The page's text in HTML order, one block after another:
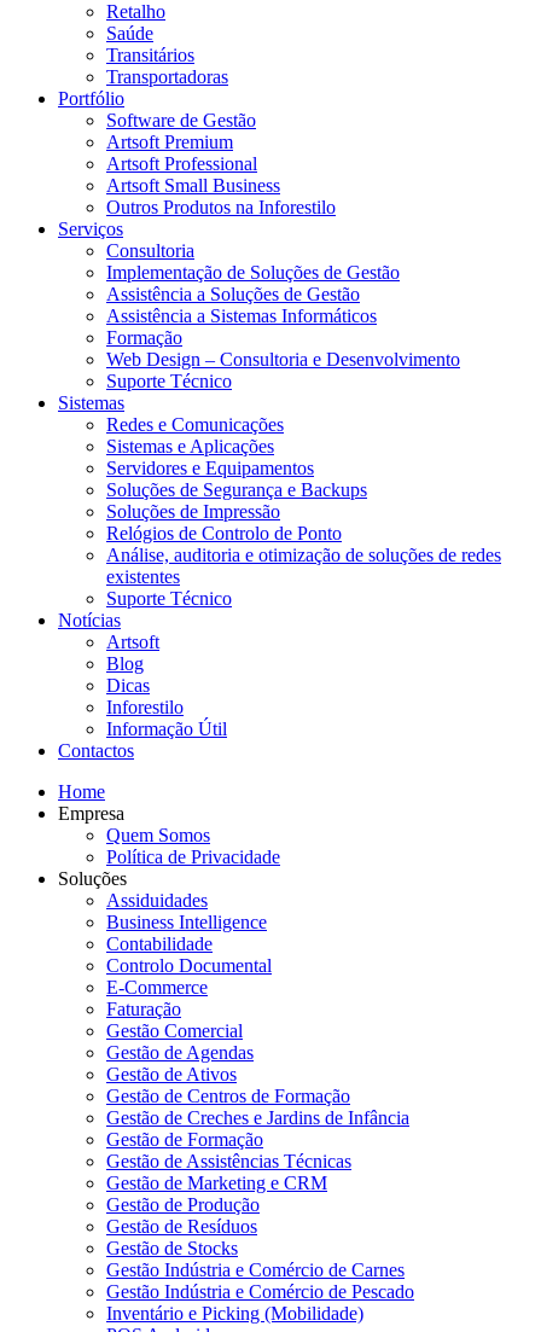
Retalho
Saúde
Transitários
Transportadoras
Portfólio
Software de Gestão
Artsoft Premium
Artsoft Professional
Artsoft Small Business
Outros Produtos na Inforestilo
Serviços
Consultoria
Implementação de Soluções de Gestão
Assistência a Soluções de Gestão
Assistência a Sistemas Informáticos
Formação
Web Design – Consultoria e Desenvolvimento
Suporte Técnico
Sistemas
Redes e Comunicações
Sistemas e Aplicações
Servidores e Equipamentos
Soluções de Segurança e Backups
Soluções de Impressão
Relógios de Controlo de Ponto
Análise, auditoria e otimização de soluções de redes
existentes
Suporte Técnico
Notícias
Artsoft
Blog
Dicas
Inforestilo
Informação Útil
Contactos
Home
Empresa
Quem Somos
Política de Privacidade
Soluções
Assiduidades
Business Intelligence
Contabilidade
Controlo Documental
E-Commerce
Faturação
Gestão Comercial
Gestão de Agendas
Gestão de Ativos
Gestão de Centros de Formação
Gestão de Creches e Jardins de Infância
Gestão de Formação
Gestão de Assistências Técnicas
Gestão de Marketing e CRM
Gestão de Produção
Gestão de Resíduos
Gestão de Stocks
Gestão Indústria e Comércio de Carnes
Gestão Indústria e Comércio de Pescado
Inventário e Picking (Mobilidade)